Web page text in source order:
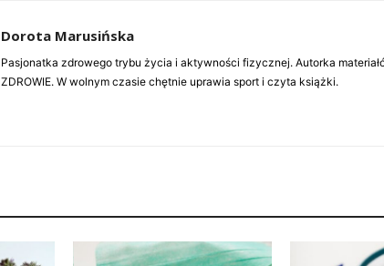
Dorota Marusińska
Pasjonatka zdrowego trybu życia i aktywności fizycznej. Autorka
ZDROWIE. W wolnym czasie chętnie uprawia sport i czyta książki.